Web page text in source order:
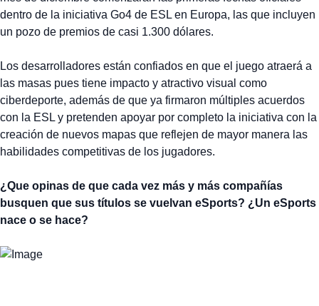
dentro de la iniciativa Go4 de ESL en Europa, las que incluyen
un pozo de premios de casi 1.300 dólares.
Los desarrolladores están confiados en que el juego atraerá a
las masas pues tiene impacto y atractivo visual como
ciberdeporte, además de que ya firmaron múltiples acuerdos
con la ESL y pretenden apoyar por completo la iniciativa con la
creación de nuevos mapas que reflejen de mayor manera las
habilidades competitivas de los jugadores.
¿Que opinas de que cada vez más y más compañías
busquen que sus títulos se vuelvan eSports? ¿Un eSports
nace o se hace?